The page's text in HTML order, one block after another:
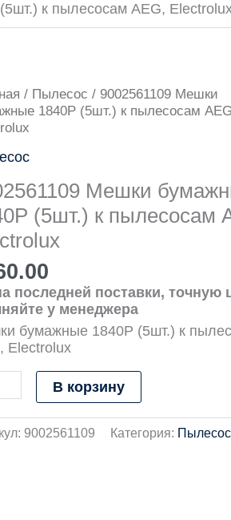
к пылесосам AEG,
/ Пылесос / 9002561109 Мешки
1840P (5шт.) к пылесосам
Мешки
(5шт.) к пылесосам
последней поставки, точную
у менеджера
бумажные 1840P (5шт.) к
Electrolux
В корзину
9002561109 Категория: Пылесос